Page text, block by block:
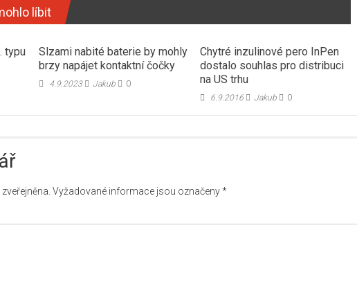
líbit
typu
Slzami nabité baterie by mohly
brzy napájet kontaktní čočky
4.9.2023 Jakub 0
Chytré inzulinové pero InPen
dostalo souhlas pro distribuci
na US trhu
6.9.2016 Jakub 0
Vyžadované informace jsou označeny*